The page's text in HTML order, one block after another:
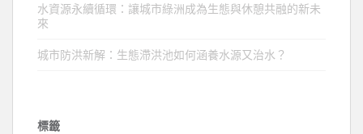
水資源永續循環：讓城市綠洲成為生態與休憩共融的新未
來
城市防洪新解：生態滯洪池如何涵養水源又治水？
標籤